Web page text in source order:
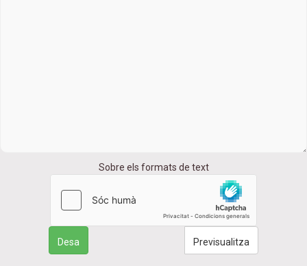
Sobre els formats de text
Desa Previsualitza